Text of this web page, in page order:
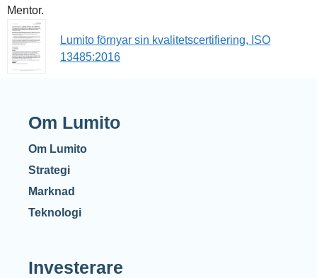
Mentor.
Lumito förnyar sin kvalitetscertifiering, ISO
13485:2016
Om Lumito
Om Lumito
Strategi
Marknad
Teknologi
Investerare